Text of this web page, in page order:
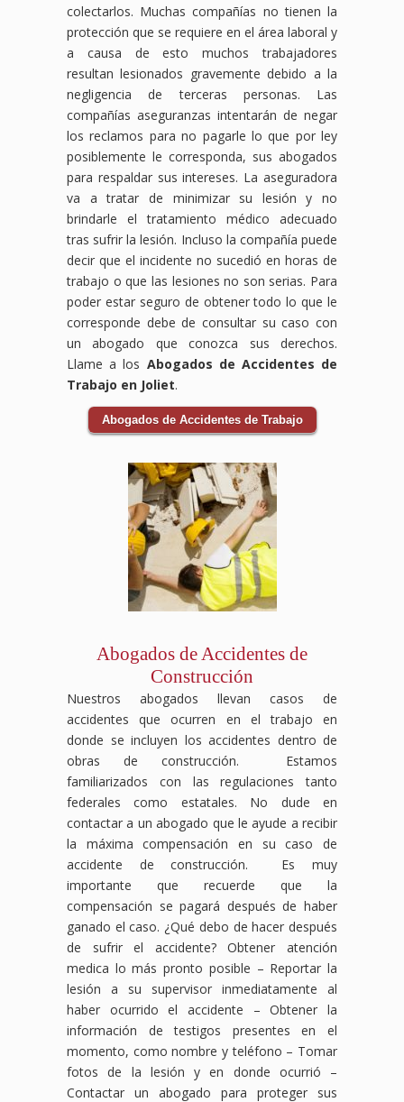
colectarlos. Muchas compañías no tienen la
protección que se requiere en el área laboral y
a causa de esto muchos trabajadores
resultan lesionados gravemente debido a la
negligencia de terceras personas. Las
compañías aseguranzas intentarán de negar
los reclamos para no pagarle lo que por ley
posiblemente le corresponda, sus abogados
para respaldar sus intereses. La aseguradora
va a tratar de minimizar su lesión y no
brindarle el tratamiento médico adecuado
tras sufrir la lesión. Incluso la compañía puede
decir que el incidente no sucedió en horas de
trabajo o que las lesiones no son serias. Para
poder estar seguro de obtener todo lo que le
corresponde debe de consultar su caso con
un abogado que conozca sus derechos.
Llame a los Abogados de Accidentes de
Trabajo en Joliet.
Abogados de Accidentes de Trabajo
Abogados de Accidentes de
Construcción
Nuestros abogados llevan casos de
accidentes que ocurren en el trabajo en
donde se incluyen los accidentes dentro de
obras de construcción. Estamos
familiarizados con las regulaciones tanto
federales como estatales. No dude en
contactar a un abogado que le ayude a recibir
la máxima compensación en su caso de
accidente de construcción. Es muy
importante que recuerde que la
compensación se pagará después de haber
ganado el caso. ¿Qué debo de hacer después
de sufrir el accidente?
Obtener atención
medica lo más pronto posible – Reportar la
lesión a su supervisor inmediatamente al
haber ocurrido el accidente – Obtener la
información de testigos presentes en el
momento, como nombre y teléfono – Tomar
fotos de la lesión y en donde ocurrió –
Contactar un abogado para proteger sus